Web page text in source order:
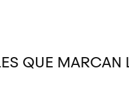
QUE MARCAN